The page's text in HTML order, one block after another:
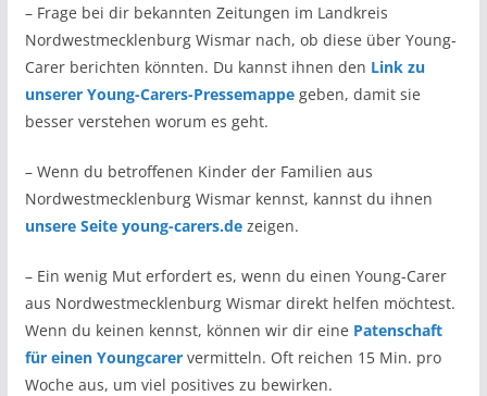
– Frage bei dir bekannten Zeitungen im Landkreis
Nordwestmecklenburg Wismar nach, ob diese über Young-
Carer berichten könnten. Du kannst ihnen den Link zu
unserer Young-Carers-Pressemappegeben, damit sie
besser verstehen worum es geht.
– Wenn du betroffenen Kinder der Familien aus
Nordwestmecklenburg Wismar kennst, kannst du ihnen
unsere Seite young-carers.dezeigen.
– Ein wenig Mut erfordert es, wenn du einen Young-Carer
aus Nordwestmecklenburg Wismar direkt helfen möchtest.
Wenn du keinen kennst, können wir dir eine Patenschaft
für einen Youngcarervermitteln. Oft reichen 15 Min. pro
Woche aus, um viel positives zu bewirken.